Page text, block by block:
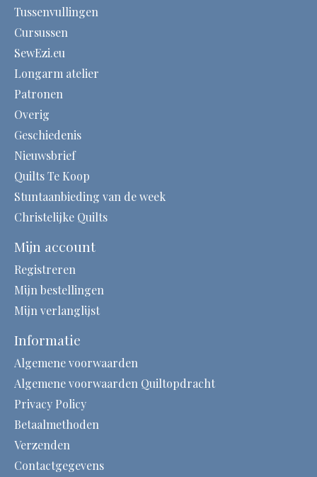
Tussenvullingen
Cursussen
SewEzi.eu
Longarm atelier
Patronen
Overig
Geschiedenis
Nieuwsbrief
Quilts Te Koop
Stuntaanbieding van de week
Christelijke Quilts
Mijn account
Registreren
Mijn bestellingen
Mijn verlanglijst
Informatie
Algemene voorwaarden
Algemene voorwaarden Quiltopdracht
Privacy Policy
Betaalmethoden
Verzenden
Contactgegevens